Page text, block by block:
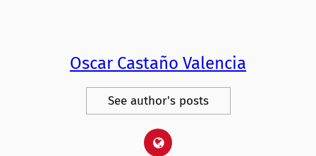
Oscar Castaño Valencia
See author's posts